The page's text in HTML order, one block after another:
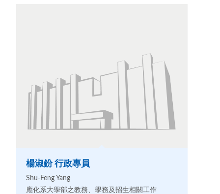
楊淑鈖 行政專員
Shu-Feng Yang
應化系大學部之教務、學務及招生相關工作